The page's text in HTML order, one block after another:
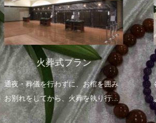
火葬式プラン
通夜・葬儀を行わずに、お棺を囲み
お別れをしてから、火葬を執り行う
プランです。